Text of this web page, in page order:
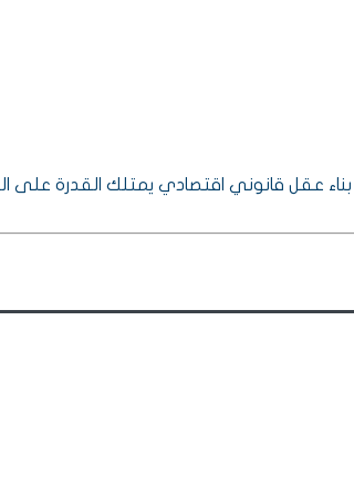
عقل قانوني اقتصادي يمتلك القدرة على